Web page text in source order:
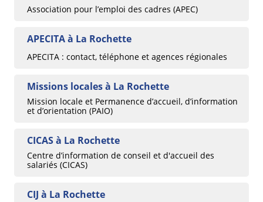
Association pour l’emploi des cadres (APEC)
APECITA à La Rochette
APECITA : contact, téléphone et agences régionales
Missions locales à La Rochette
Mission locale et Permanence d’accueil, d’information
et d’orientation (PAIO)
CICAS à La Rochette
Centre d’information de conseil et d'accueil des
salariés (CICAS)
CIJ à La Rochette